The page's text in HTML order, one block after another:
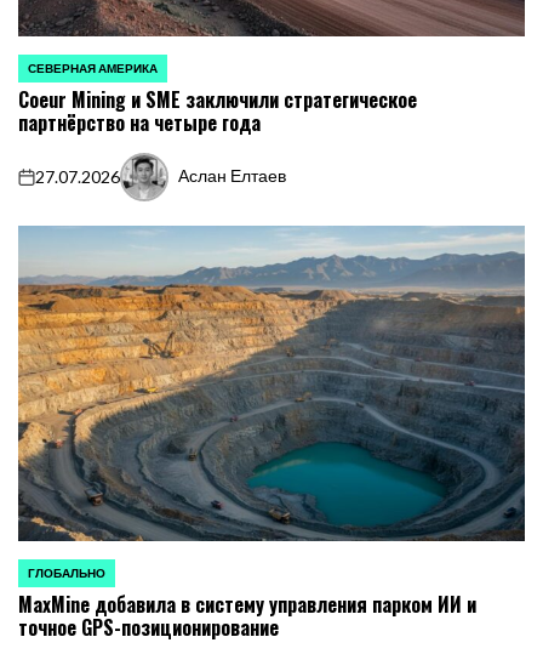
ОПУБЛИКОВАНО
В
СЕВЕРНАЯ АМЕРИКА
Coeur Mining и SME заключили стратегическое
партнёрство на четыре года
on
27.07.2026
Запись
Аслан Елтаев
ОПУБЛИКОВАНО
В
ГЛОБАЛЬНО
MaxMine добавила в систему управления парком ИИ и
точное GPS-позиционирование